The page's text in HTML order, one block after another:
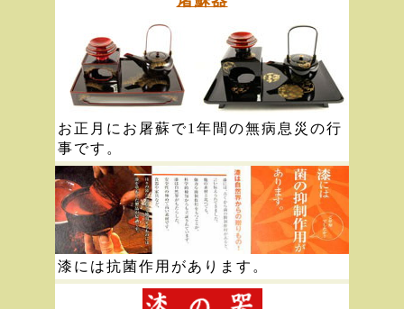
お正月にお屠蘇で1年間の無病息災の行
事です。
漆には抗菌作用があります。